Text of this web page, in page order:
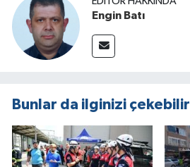
Engin Batı
Bunlar da ilginizi çekebilir